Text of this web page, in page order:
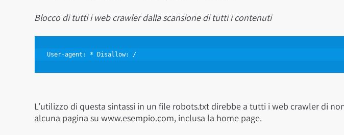
Blocco di tutti i web crawler dalla scansione di tutti i contenuti
User-agent: * Disallow: /
L’utilizzo di questa sintassi in un file robots.txt direbbe a tutti i web crawler di
alcuna pagina su www.esempio.com, inclusa la home page.